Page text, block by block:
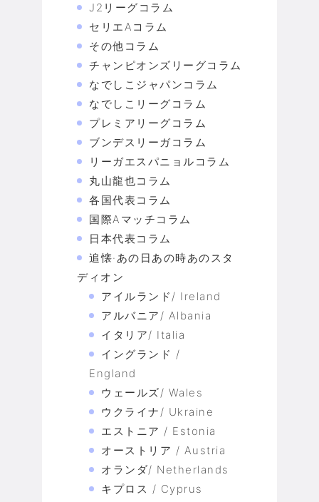
J2リーグコラム
セリエAコラム
その他コラム
チャンピオンズリーグコラム
なでしこジャパンコラム
なでしこリーグコラム
プレミアリーグコラム
ブンデスリーガコラム
リーガエスパニョルコラム
丸山龍也コラム
各国代表コラム
国際Aマッチコラム
日本代表コラム
追懐·あの日あの時あのスタ
ディオン
アイルランド/ Ireland
アルバニア/ Albania
イタリア/ Italia
イングランド /
England
ウェールズ/ Wales
ウクライナ/ Ukraine
エストニア / Estonia
オーストリア / Austria
オランダ/ Netherlands
キプロス / Cyprus